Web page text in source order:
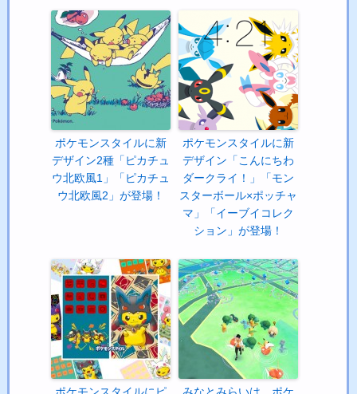
ポケモンスタイルに新
デザイン2種「ピカチュ
ウ北欧風1」「ピカチュ
ウ北欧風2」が登場！
ポケモンスタイルに新
デザイン「こんにちわ
ダークライ！」「モン
スターボール×ポッチャ
マ」「イーブイコレク
ション」が登場！
ポケモンスタイルにピ みなとみらいは、ポケ